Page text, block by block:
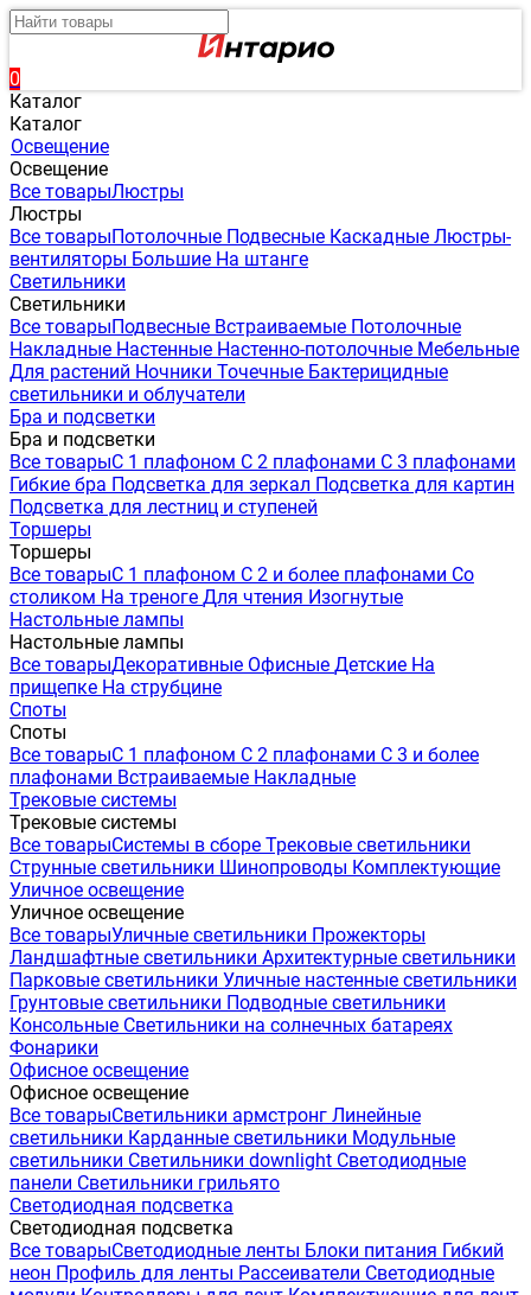
0
Каталог
Каталог
Освещение
Освещение
Все товарыЛюстры
Люстры
Все товарыПотолочные Подвесные Каскадные Люстры-
вентиляторы Большие На штанге
Светильники
Светильники
Все товарыПодвесные Встраиваемые Потолочные
Накладные Настенные Настенно-потолочные Мебельные
Для растений Ночники Точечные Бактерицидные
светильники и облучатели
Бра и подсветки
Бра и подсветки
Все товарыС 1 плафоном С 2 плафонами С 3 плафонами
Гибкие бра Подсветка для зеркал Подсветка для картин
Подсветка для лестниц и ступеней
Торшеры
Торшеры
Все товарыС 1 плафоном С 2 и более плафонами Со
столиком На треноге Для чтения Изогнутые
Настольные лампы
Настольные лампы
Все товарыДекоративные Офисные Детские На
прищепке На струбцине
Споты
Споты
Все товарыС 1 плафоном С 2 плафонами С 3 и более
плафонами Встраиваемые Накладные
Трековые системы
Трековые системы
Все товарыСистемы в сборе Трековые светильники
Струнные светильники Шинопроводы Комплектующие
Уличное освещение
Уличное освещение
Все товарыУличные светильники Прожекторы
Ландшафтные светильники Архитектурные светильники
Парковые светильники Уличные настенные светильники
Грунтовые светильники Подводные светильники
Консольные Светильники на солнечных батареях
Фонарики
Офисное освещение
Офисное освещение
Все товарыСветильники армстронг Линейные
светильники Карданные светильники Модульные
светильники Светильники downlight Светодиодные
панели Светильники грильято
Светодиодная подсветка
Светодиодная подсветка
Все товарыСветодиодные ленты Блоки питания Гибкий
неон Профиль для ленты Рассеиватели Светодиодные